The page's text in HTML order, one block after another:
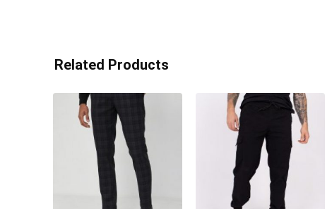
Related Products